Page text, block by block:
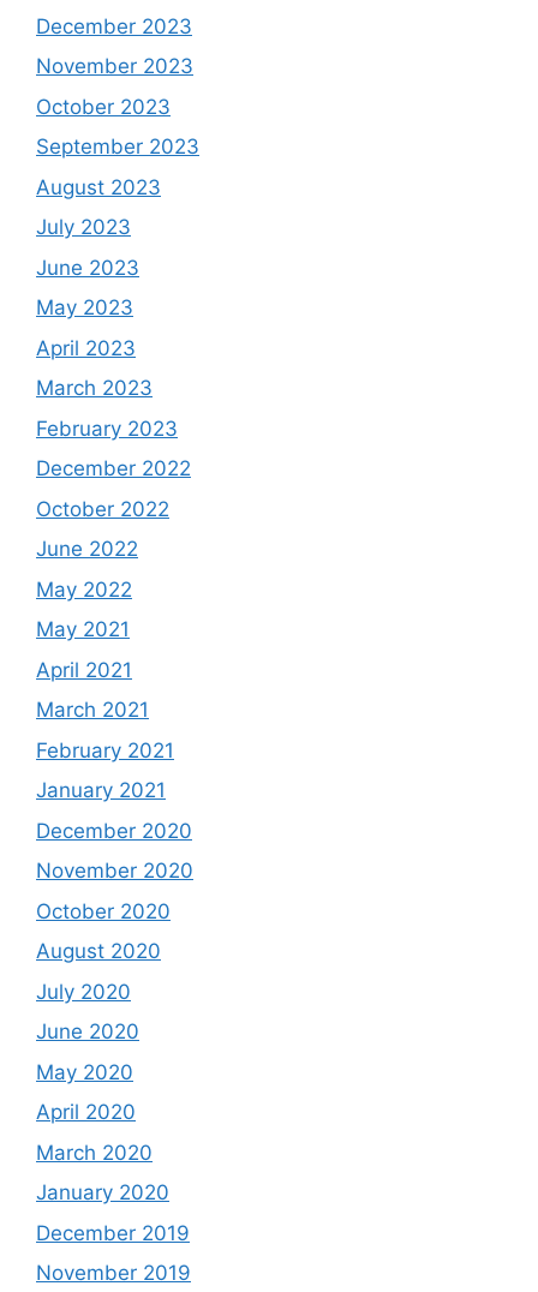
December 2023
November 2023
October 2023
September 2023
August 2023
July 2023
June 2023
May 2023
April 2023
March 2023
February 2023
December 2022
October 2022
June 2022
May 2022
May 2021
April 2021
March 2021
February 2021
January 2021
December 2020
November 2020
October 2020
August 2020
July 2020
June 2020
May 2020
April 2020
March 2020
January 2020
December 2019
November 2019